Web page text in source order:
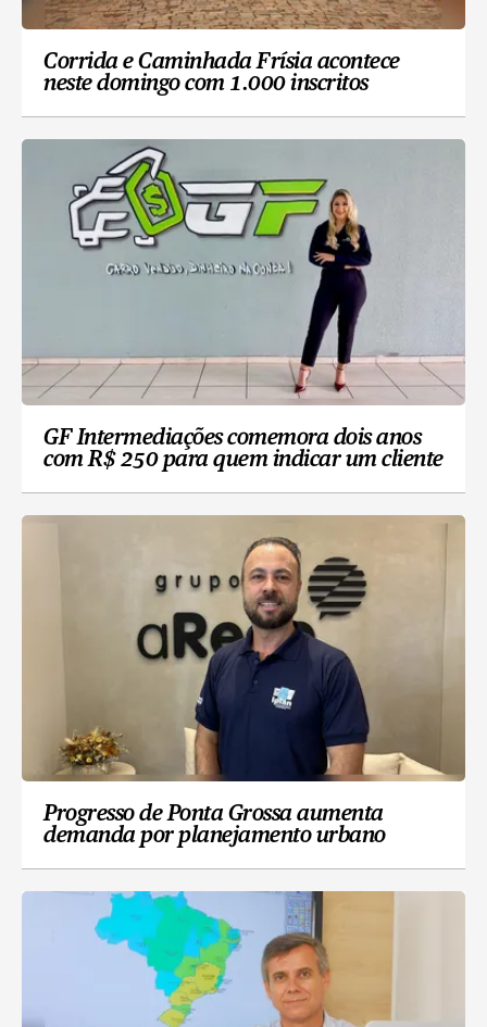
Corrida e Caminhada Frísia acontece
neste domingo com 1.000 inscritos
GF Intermediações comemora dois anos
com R$ 250 para quem indicar um cliente
Progresso de Ponta Grossa aumenta
demanda por planejamento urbano